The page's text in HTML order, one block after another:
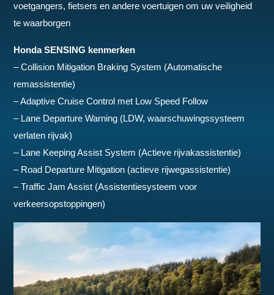
voetgangers, fietsers en andere voertuigen om uw veiligheid
te waarborgen
Honda SENSING kenmerken
– Collision Mitigation Braking System (Automatische
remassistentie)
– Adaptive Cruise Control met Low Speed Follow
– Lane Departure Warning (LDW, waarschuwingssysteem
verlaten rijvak)
– Lane Keeping Assist System (Actieve rijvakassistentie)
– Road Departure Mitigation (actieve rijwegassistentie)
– Traffic Jam Assist (Assistentiesysteem voor
verkeersopstoppingen)